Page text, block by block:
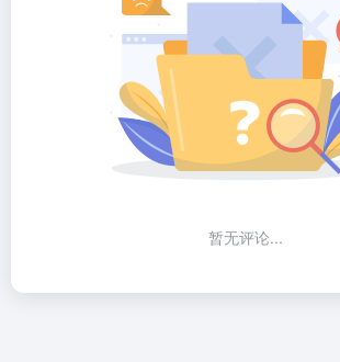
暂无评论...